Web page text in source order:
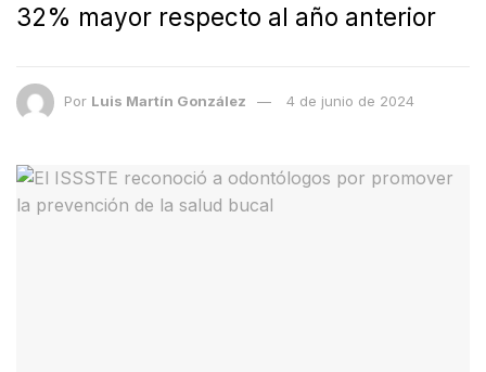
32% mayor respecto al año anterior
Por Luis Martín González 4 de junio de 2024